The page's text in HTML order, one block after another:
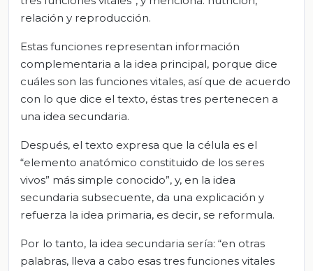
relación y reproducción.
Estas funciones representan información
complementaria a la idea principal, porque dice
cuáles son las funciones vitales, así que de acuerdo
con lo que dice el texto, éstas tres pertenecen a
una idea secundaria.
Después, el texto expresa que la célula es el
“elemento anatómico constituido de los seres
vivos” más simple conocido”, y, en la idea
secundaria subsecuente, da una explicación y
refuerza la idea primaria, es decir, se reformula.
Por lo tanto, la idea secundaria sería: “en otras
palabras, lleva a cabo esas tres funciones vitales